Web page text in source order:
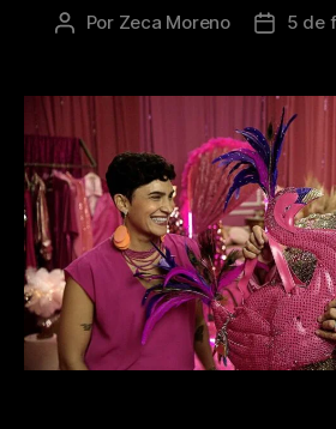
Por Zeca Moreno 5 de